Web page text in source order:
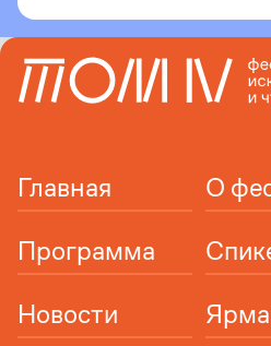
Главная О
Программа
Новости